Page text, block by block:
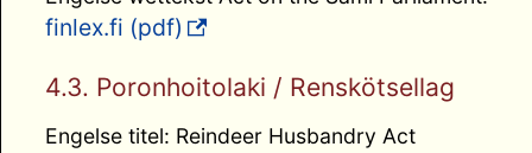
finlex.fi (pdf)
4.3. Poronhoitolaki / Renskötsellag
Engelse titel: Reindeer Husbandry Act